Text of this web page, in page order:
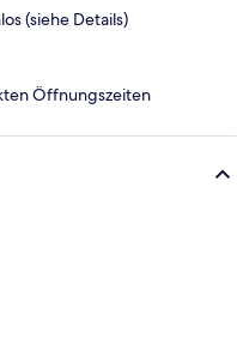
(siehe Details)
Öffnungszeiten